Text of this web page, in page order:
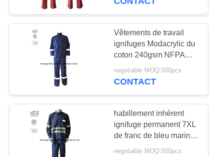
Haut tissu de
visibilité
14
Vêtements de travail
ignifuges Modacrylic du
coton 240gsm NFPA
negotiable MOQ:500pcs
CONTACT
habillement inhérent
ignifuge permanent 7XL
de franc de bleu marine
180gsm
negotiable MOQ:500pcs